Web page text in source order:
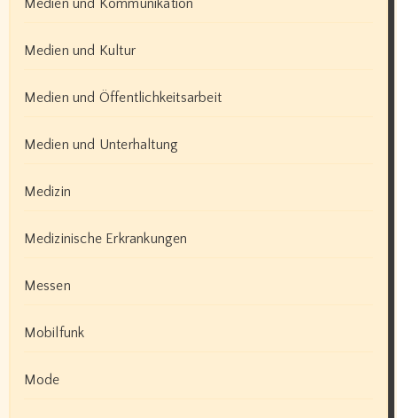
Medien und Kommunikation
Medien und Kultur
Medien und Öffentlichkeitsarbeit
Medien und Unterhaltung
Medizin
Medizinische Erkrankungen
Messen
Mobilfunk
Mode